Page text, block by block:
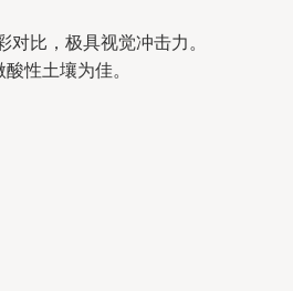
比，极具视觉冲击力。
性土壤为佳。